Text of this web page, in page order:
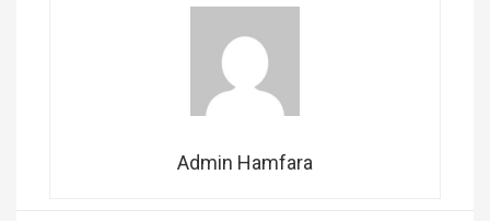
Admin Hamfara